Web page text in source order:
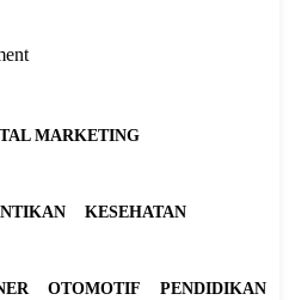
MARKETING
KESEHATAN
OTOMOTIF PENDIDIKAN